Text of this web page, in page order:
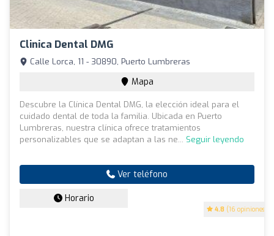
Clinica Dental DMG
4.8 (16 opiniones)
Calle Lorca, 11 - 30890, Puerto Lumbreras
Mapa
Descubre la Clínica Dental DMG, la elección ideal para el
cuidado dental de toda la familia. Ubicada en Puerto
Lumbreras, nuestra clínica ofrece tratamientos
personalizables que se adaptan a las ne... Seguir leyendo
Ver teléfono
Horario